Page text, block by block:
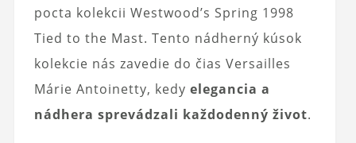
pocta kolekcii Westwood’s Spring 1998
Tied to the Mast. Tento nádherný kúsok
kolekcie nás zavedie do čias Versailles
Márie Antoinetty, kedy elegancia a
nádhera sprevádzali každodenný život.